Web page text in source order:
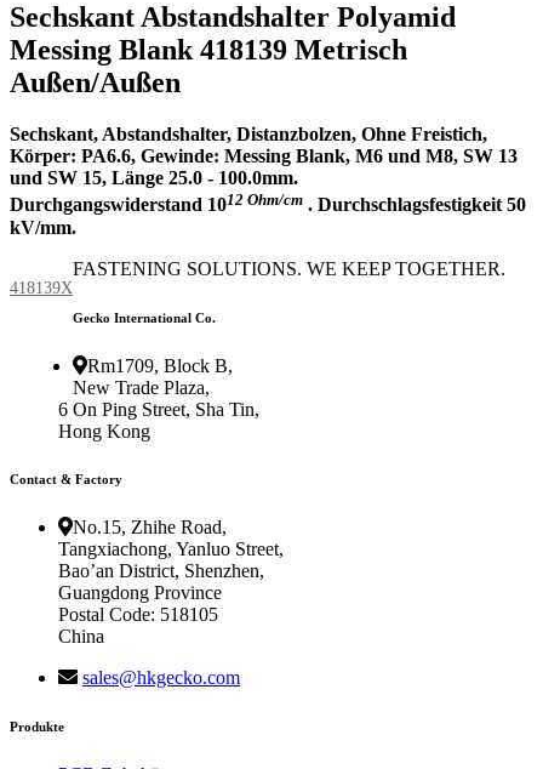
Sechskant Abstandshalter Polyamid
Messing Blank 418139 Metrisch
Außen/Außen
Sechskant, Abstandshalter, Distanzbolzen, Ohne Freistich,
Körper: PA6.6, Gewinde: Messing Blank, M6 und M8, SW 13
und SW 15, Länge 25.0 - 100.0mm.
Durchgangswiderstand 1012 Ohm/cm . Durchschlagsfestigkeit 50
kV/mm.
418139X
FASTENING SOLUTIONS. WE KEEP TOGETHER.
Gecko International Co.
Rm1709, Block B,
New Trade Plaza,
6 On Ping Street, Sha Tin,
Hong Kong
Contact & Factory
No.15, Zhihe Road,
Tangxiachong, Yanluo Street,
Bao’an District, Shenzhen,
Guangdong Province
Postal Code: 518105
China
sales@hkgecko.com
Produkte